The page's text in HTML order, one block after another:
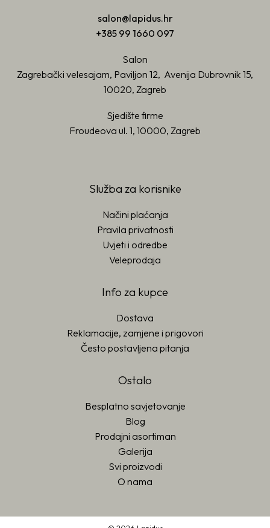
salon@lapidus.hr
+385 99 1660 097
Salon
Zagrebački velesajam, Paviljon 12, Avenija Dubrovnik 15,
10020, Zagreb
Sjedište firme
Froudeova ul. 1, 10000, Zagreb
Služba za korisnike
Načini plaćanja
Pravila privatnosti
Uvjeti i odredbe
Veleprodaja
Info za kupce
Dostava
Reklamacije, zamjene i prigovori
Često postavljena pitanja
Ostalo
Besplatno savjetovanje
Blog
Prodajni asortiman
Galerija
Svi proizvodi
O nama